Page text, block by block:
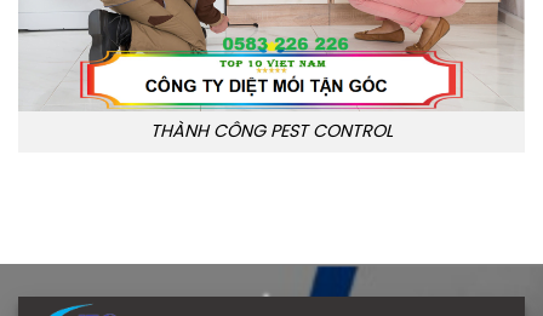
THÀNH CÔNG PEST CONTROL